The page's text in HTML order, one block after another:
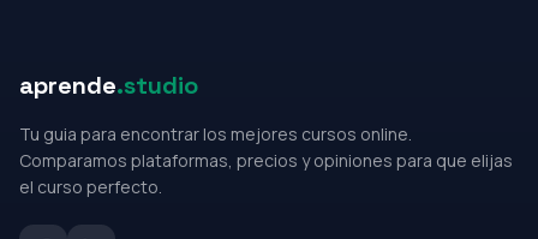
aprende.studio
Tu guia para encontrar los mejores cursos online.
Comparamos plataformas, precios y opiniones para que elijas
el curso perfecto.